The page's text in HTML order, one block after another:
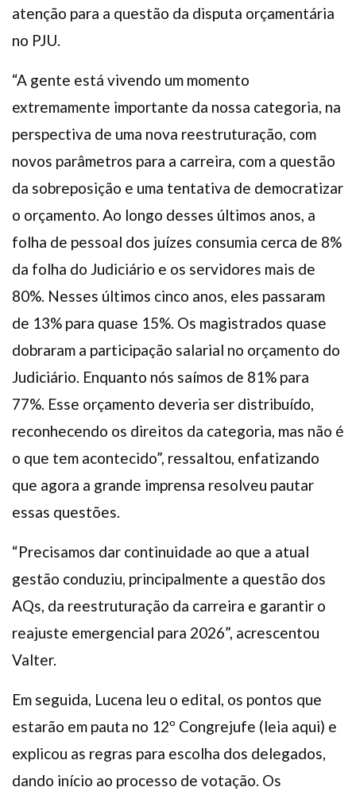
atenção para a questão da disputa orçamentária
no PJU.
“A gente está vivendo um momento
extremamente importante da nossa categoria, na
perspectiva de uma nova reestruturação, com
novos parâmetros para a carreira, com a questão
da sobreposição e uma tentativa de democratizar
o orçamento. Ao longo desses últimos anos, a
folha de pessoal dos juízes consumia cerca de 8%
da folha do Judiciário e os servidores mais de
80%. Nesses últimos cinco anos, eles passaram
de 13% para quase 15%. Os magistrados quase
dobraram a participação salarial no orçamento do
Judiciário. Enquanto nós saímos de 81% para
77%. Esse orçamento deveria ser distribuído,
reconhecendo os direitos da categoria, mas não é
o que tem acontecido”, ressaltou, enfatizando
que agora a grande imprensa resolveu pautar
essas questões.
“Precisamos dar continuidade ao que a atual
gestão conduziu, principalmente a questão dos
AQs, da reestruturação da carreira e garantir o
reajuste emergencial para 2026”, acrescentou
Valter.
Em seguida, Lucena leu o edital, os pontos que
estarão em pauta no 12º Congrejufe (leia aqui) e
explicou as regras para escolha dos delegados,
dando início ao processo de votação. Os